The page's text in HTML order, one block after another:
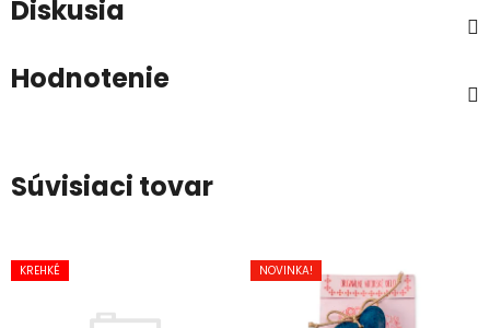
Diskusia
Hodnotenie
Súvisiaci tovar
KREHKÉ NOVINKA!